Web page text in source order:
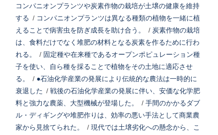
コンパニオンプランツや炭素作物の栽培が土壌の健康を維持
する / コンパニオンプランツは異なる種類の植物を一緒に植
えることで病害虫を防ぎ成長を助け合う。
/ 炭素作物の栽培
は、食料だけでなく堆肥の材料となる炭素を作るために行わ
れる。
/ 固定種や在来種であるオープンポピュレーション種
子を使い、自ら種を採ることで植物をその土地に適応させ
る。
/ ●石油化学産業の発展により伝統的な農法は一時的に
衰退した / 戦後の石油化学産業の発展に伴い、安価な化学肥
料と強力な農薬、大型機械が登場した。
/ 手間のかかるダブ
ル・ディギングや堆肥作りは、効率の悪い手法として商業農
家から見捨てられた。
/ 現代では土壌劣化への懸念から、こ